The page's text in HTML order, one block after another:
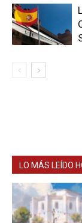
LO MÁS LEÍDO